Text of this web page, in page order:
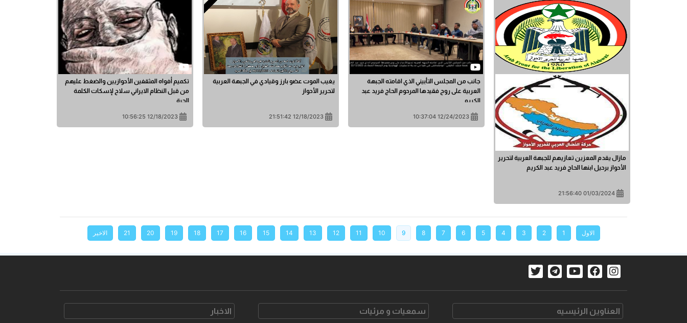
مازال يقدم المعزين تعازيهم للجبهة العربية لتحرير
الأحواز برحيل ابنها الحاج فريد عبد الكريم
01/03/2024 21:56:40
جانب من المجلس التأبيني الذي اقامته الجبهة
العربية على روح فقيدها المرحوم الحاج فريد عبد
الكريم
12/24/2023 10:37:04
يغيب الموت عضو بارز وقيادي في الجبهة العربية
لتحرير الأحواز
12/18/2023 21:51:42
تكميم أفواه المثقفين الأحوازيين والضغط عليهم
من قبل النظام الايراني سلاح لإسكات الكلمة
الحرة
12/18/2023 10:56:25
الاول 1
2
3
4
5
6
7
8
9
10
11
12
13
14
15
16
17
18
19
20
21 الاخیر
العناوین الرئیسیه سمعیات و مرئیات الاخبار